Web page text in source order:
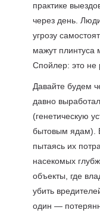
практике
через день.
угрозу
мажут плинтуса
Спойлер: это не
Давайте будем
давно
(генетическую
бытовым ядам).
пытаясь их
насекомых
объекты, где
убить
один —